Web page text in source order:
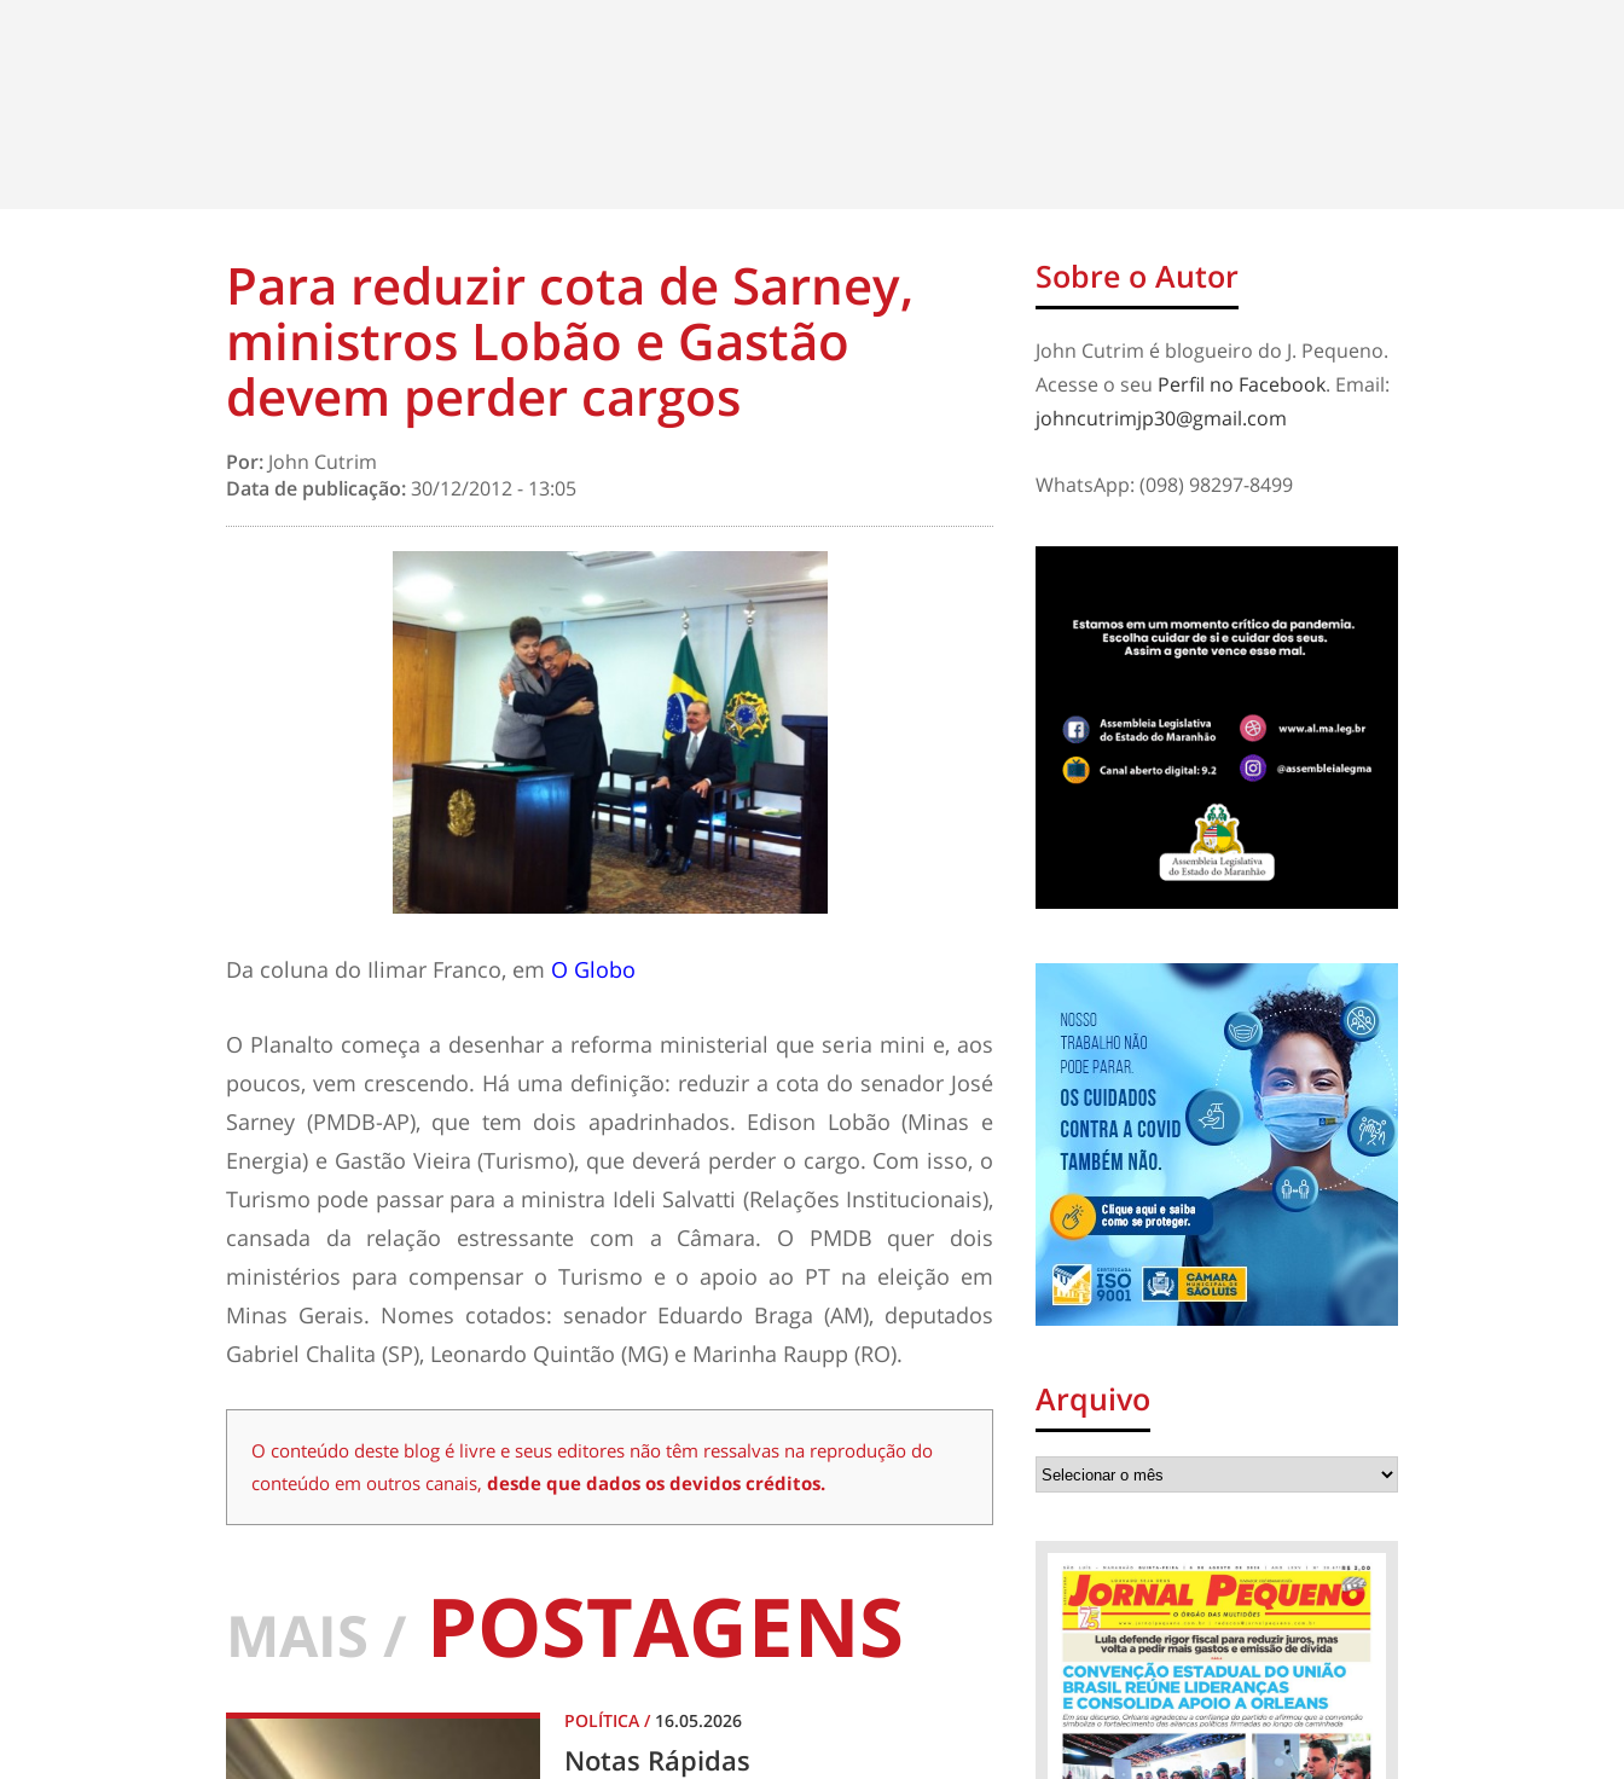
Para reduzir cota de Sarney,
ministros Lobão e Gastão
devem perder cargos
Por: John Cutrim
Data de publicação:30/12/2012 - 13:05
Da coluna do Ilimar Franco, em O Globo
O Planalto começa a desenhar a reforma ministerial que seria mini e, aos
poucos, vem crescendo. Há uma definição: reduzir a cota do senador José
Sarney (PMDB-AP), que tem dois apadrinhados. Edison Lobão (Minas e
Energia) e Gastão Vieira (Turismo), que deverá perder o cargo. Com isso, o
Turismo pode passar para a ministra Ideli Salvatti (Relações Institucionais),
cansada da relação estressante com a Câmara. O PMDB quer dois
ministérios para compensar o Turismo e o apoio ao PT na eleição em
Minas Gerais. Nomes cotados: senador Eduardo Braga (AM), deputados
Gabriel Chalita (SP), Leonardo Quintão (MG) e Marinha Raupp (RO).
O conteúdo deste blog é livre e seus editores não têm ressalvas na reprodução do
conteúdo em outros canais, desde que dados os devidos créditos.
MAIS / POSTAGENS
POLÍTICA / 16.05.2026
Notas Rápidas
Sobre o Autor
John Cutrim é blogueiro do J. Pequeno.
Acesse o seu Perfil no Facebook. Email:
johncutrimjp30@gmail.com
WhatsApp: (098) 98297-8499
Arquivo